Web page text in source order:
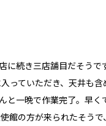
に続き三店舗目だそうで
っていただき、天井も
一晩で作業完了。早く
館の方が来られたそう